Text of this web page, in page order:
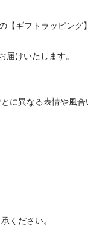
ギフトラッピン
届けいたします。
に異なる表情や風合
ください。